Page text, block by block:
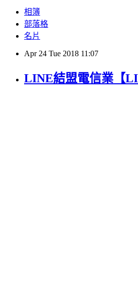
相簿
部落格
名片
Apr 24 Tue 2018 11:07
LINE結盟電信業【